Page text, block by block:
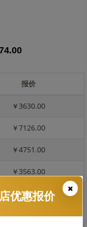
报价
￥3630.00
￥7126.00
￥4751.00
￥3563.00
￥713.00
￥2760.00
优惠报价